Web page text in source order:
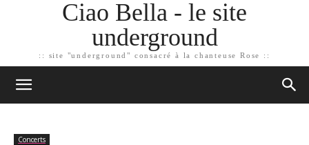
Ciao Bella - le site
underground
:: site "underground" consacré à la chanteuse Rose ::
Concerts